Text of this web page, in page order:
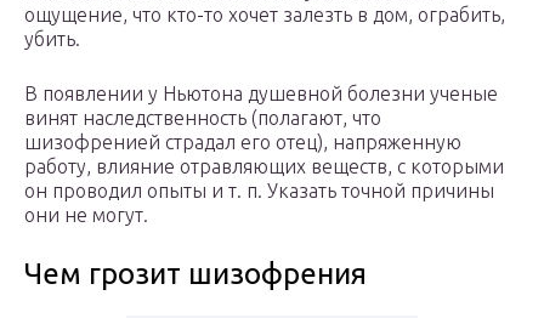
ощущение, что кто-то хочет залезть в дом, ограбить,
убить.
В появлении у Ньютона душевной болезни ученые
винят наследственность (полагают, что
шизофренией страдал его отец), напряженную
работу, влияние отравляющих веществ, с которыми
он проводил опыты и т. п. Указать точной причины
они не могут.
Чем грозит шизофрения